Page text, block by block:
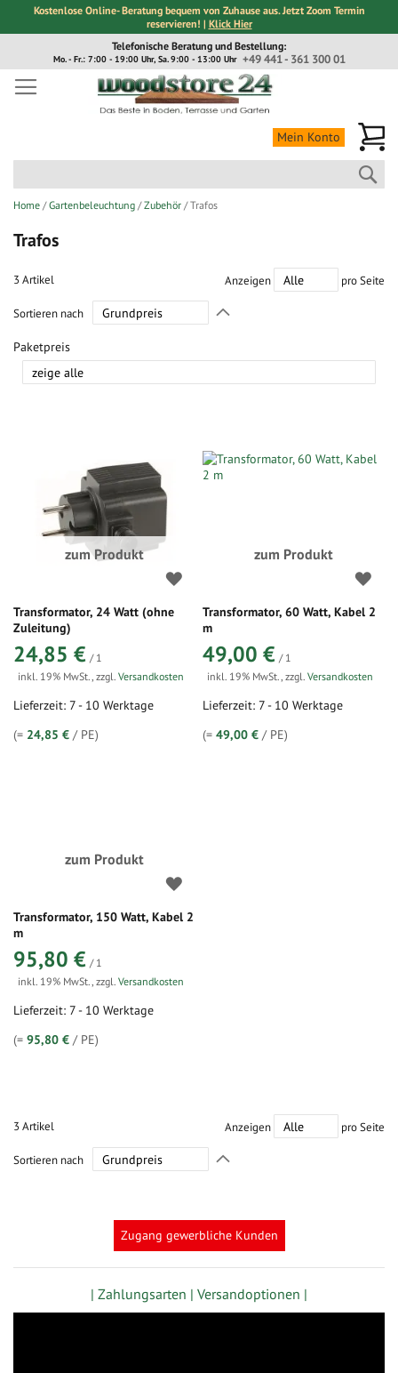
Kostenlose Online- Beratung bequem von Zuhause aus. Jetzt Zoom Termin
reservieren! | Klick Hier
Inhalt
Telefonische Beratung und Bestellung:
+49 441 - 361 300 01
Mo. - Fr.: 7:00 - 19:00 Uhr, Sa. 9:00 - 13:00 Uhr
Mein Konto
Home Gartenbeleuchtung Zubehör Trafos
Trafos
3 Artikel Anzeigen pro Seite
Sortieren nach
festlegen
Paketpreis
zum Produkt
Transformator, 24 Watt (ohne
Zuleitung)
24,85 € / 1
inkl. 19% MwSt., zzgl. Versandkosten
Lieferzeit: 7 - 10 Werktage
(= 24,85 € / PE)
zum Produkt
Transformator, 60 Watt, Kabel 2
m
49,00 € / 1
inkl. 19% MwSt.,zzgl.Versandkosten
Lieferzeit: 7 - 10 Werktage
(=49,00 € / PE)
zum Produkt
Transformator, 150 Watt, Kabel 2
m
95,80 € / 1
inkl. 19% MwSt., zzgl. Versandkosten
Lieferzeit: 7 - 10 Werktage
(= 95,80 € / PE)
3 Artikel Anzeigen pro Seite
Sortieren nach
Zugang gewerbliche Kunden
| Zahlungsarten | Versandoptionen |